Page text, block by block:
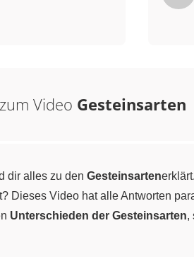
Video Gesteinsarten
dir alles zu den Gesteinsarten
Dieses Video hat alle Antworten
Unterschieden der Gesteinsarten,